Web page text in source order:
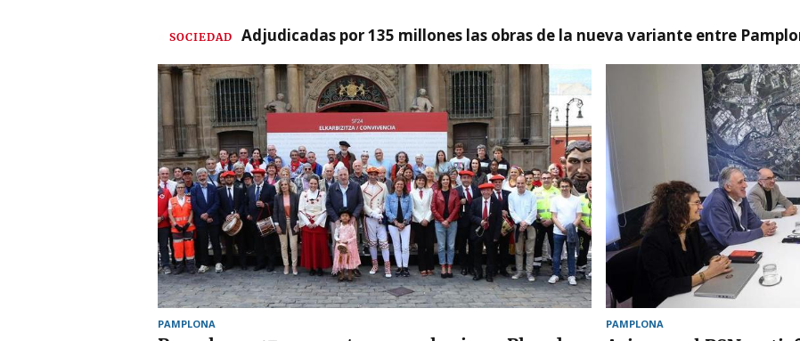
SOCIEDAD Adjudicadas por 135 millones las obras de la nueva variante entre
PAMPLONA PAMPLONA